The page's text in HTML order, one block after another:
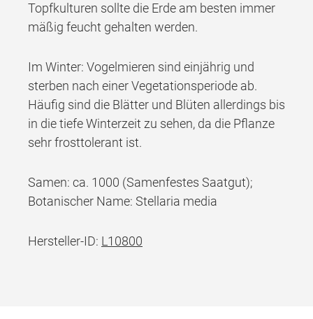
Topfkulturen sollte die Erde am besten immer
mäßig feucht gehalten werden.
Im Winter: Vogelmieren sind einjährig und
sterben nach einer Vegetationsperiode ab.
Häufig sind die Blätter und Blüten allerdings bis
in die tiefe Winterzeit zu sehen, da die Pflanze
sehr frosttolerant ist.
Samen: ca. 1000 (Samenfestes Saatgut);
Botanischer Name: Stellaria media
Hersteller-ID: L10800